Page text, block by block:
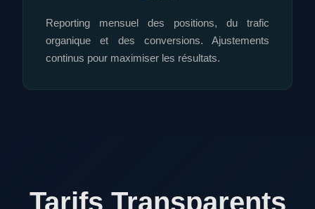
Reporting mensuel des positions, du trafic
organique et des conversions. Ajustements
continus pour maximiser les résultats.
Tarifs Transparents